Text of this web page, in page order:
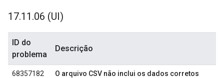
17.11 .06 (UI)
ID do
problema
Descrição
68357182
O arquivo CSV não inclui os dados corretos